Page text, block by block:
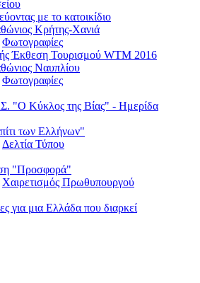
με το κατοικίδιο
Κρήτης-Χανιά
Φωτογραφίες
Έκθεση Τουρισμού WTM 2016
Ναυπλίου
Φωτογραφίες
"Ο Κύκλος της Βίας" - Ημερίδα
των Ελλήνων"
Δελτία Τύπου
"Προσφορά"
Χαιρετισμός Πρωθυπουργού
για μια Ελλάδα που διαρκεί